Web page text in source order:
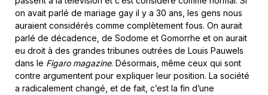
on avait parlé de mariage gay il y a 30 ans, les gens nous
auraient considérés comme complètement fous. On aurait
parlé de décadence, de Sodome et Gomorrhe et on aurait
eu droit à des grandes tribunes outrées de Louis Pauwels
dans le Figaro magazine. Désormais, même ceux qui sont
contre argumentent pour expliquer leur position. La société
a radicalement changé, et de fait, c’est la fin d’une